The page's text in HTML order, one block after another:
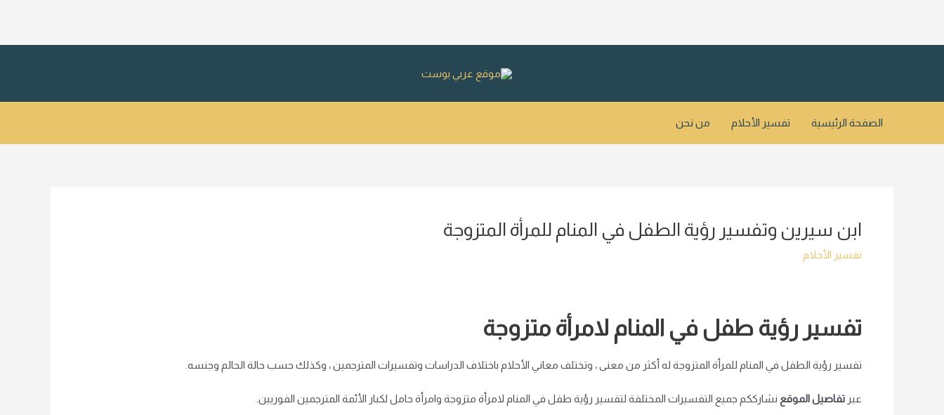
الصفحة الرئيسية تفسير الأحلام من نحن
ابن سيرين وتفسير رؤية الطفل في المنام للمرأة المتزوجة
تفسير الأحلام
تفسير رؤية طفل في المنام لامرأة متزوجة
تفسير رؤية الطفل في المنام للمرأة المتزوجة له ​​أكثر من معنى ، وتختلف معاني الأحلام باختلاف الدراسات وتفسيرات المترجمين ، وكذلك حسب حالة الحالم وجنسه.
عبر تفاصيل الموقع نشارككم جميع التفسيرات المختلفة لتفسير رؤية طفل في المنام لامرأة متزوجة وامرأة حامل لكبار الأئمة المترجمين الفوريين.